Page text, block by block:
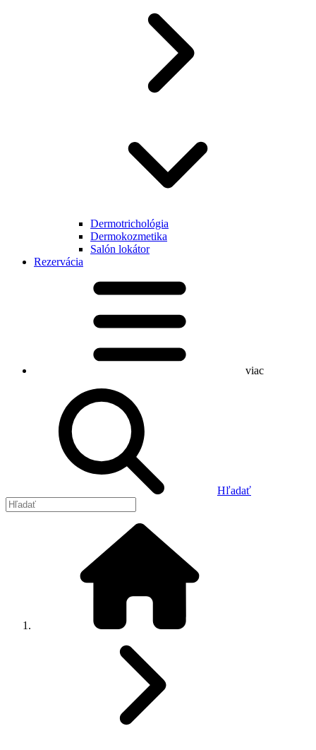
Dermotrichológia
Dermokozmetika
Salón lokátor
Rezervácia
viac
Hľadať